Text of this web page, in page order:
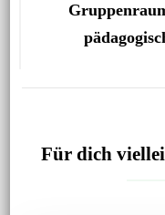
Für dich